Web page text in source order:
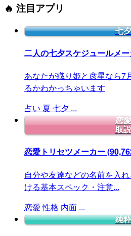
🔥 注目アプリ
七
二人の七夕スケジュールメ
あなたが織り姫と彦星なら7
るかわかっちゃいます
占い 夏 七夕 ...
恋
取説
恋愛トリセツメーカー
自分や友達などの名前を入
ける基本スペック・注意...
恋愛 性格 内面 ...
純